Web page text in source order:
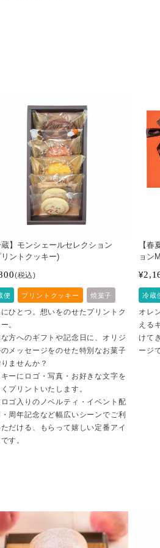
蔵】モンシェールセレクション
ントクッキー)
税込
便 プリントクッキー 焼菓子
ひとつ。想いをのせたプリントク
。
方へのギフトや記念日に、オリジ
メッセージをのせた特別なお菓子
ませんか？
ーにロゴ・写真・お好きな文字を
プリントいたします。
ゴ入りのノベルティ・イベント配
周年記念など幅広いシーンでご利
だける、もらって嬉しい定番アイ
す。
【
ョンM
¥
冷蔵
オレ
える
けて
ージ